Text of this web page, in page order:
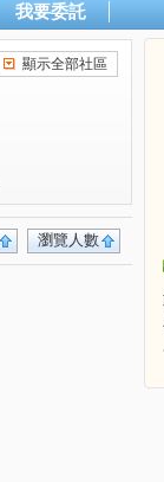
我要委託
顯示全部社區
瀏覽人數